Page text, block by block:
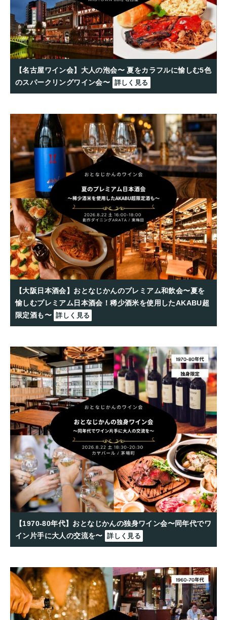
【名古屋ワイン会】大人の泡会〜 夏をカラフルに愉しむ5色
のスパークリングワイン会〜 詳しく見る
【大阪日本酒会】おとなじかんのプレミアム和飲会〜夏を
愉しむプレミアム日本酒会！稀少酒米を使用したAKABU超
限定酒も〜 詳しく見る
【1970-80年代】おとなじかんの独身ワイン会〜同年代でワ
イン片手に大人の交流を〜
詳しく見る